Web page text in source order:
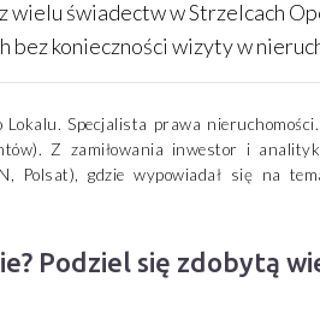
świadectw w Strzelcach
konieczności wizyty w
Lokalu. Specjalista prawa
Z zamiłowania inwestor i
Polsat), gdzie wypowiadał się na
Podziel się zdobytą